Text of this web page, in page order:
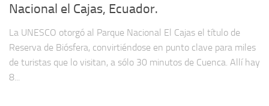
Nacional el Cajas, Ecuador.
La UNESCO otorgó al Parque Nacional El Cajas el título de
Reserva de Biósfera, convirtiéndose en punto clave para miles
de turistas que lo visitan, a sólo 30 minutos de Cuenca. Allí hay
8...